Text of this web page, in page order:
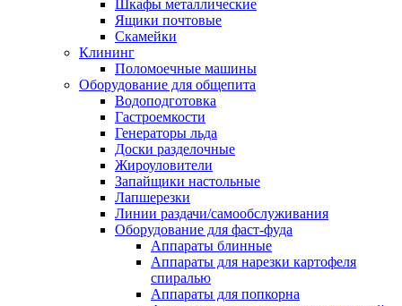
Шкафы металлические
Ящики почтовые
Скамейки
Клининг
Поломоечные машины
Оборудование для общепита
Водоподготовка
Гастроемкости
Генераторы льда
Доски разделочные
Жироуловители
Запайщики настольные
Лапшерезки
Линии раздачи/самообслуживания
Оборудование для фаст-фуда
Аппараты блинные
Аппараты для нарезки картофеля
спиралью
Аппараты для попкорна